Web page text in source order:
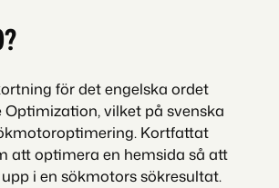
för det engelska ordet
Optimization, vilket på svenska
Kortfattat
att optimera en hemsida så att
i en sökmotors sökresultat.